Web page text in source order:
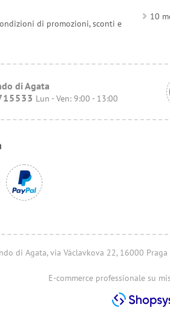
di promozioni, sconti e
10
di Agata
Lun - Ven: 9:00 - 13:00
di Agata, via Václavkova 22, 16000
E-commerce professionale su